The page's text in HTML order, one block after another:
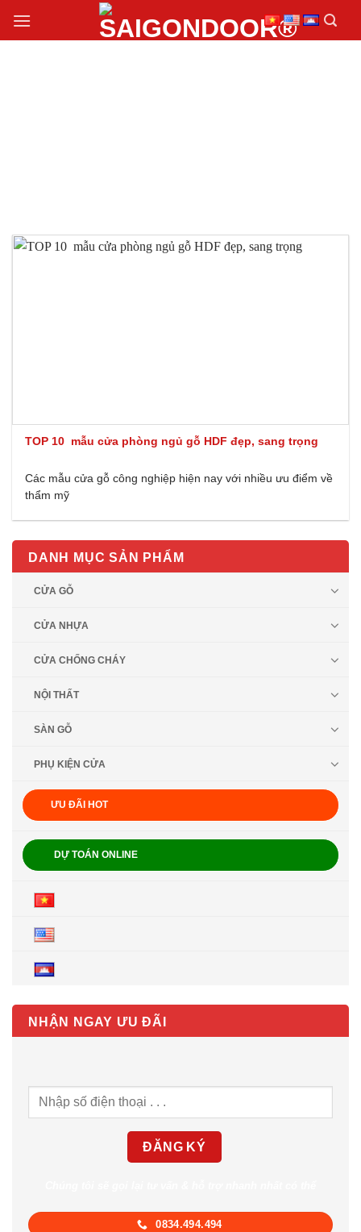
đến
TOP 10 mẫu cửa phòng ngủ gỗ HDF đẹp, sang trọng
Các mẫu cửa gỗ công nghiệp hiện nay với nhiều ưu điểm về
thẩm mỹ
DANH MỤC SẢN PHẨM
CỬA GỖ
CỬA NHỰA
CỬA CHỐNG CHÁY
NỘI THẤT
SÀN GỖ
PHỤ KIỆN CỬA
ƯU ĐÃI HOT
DỰ TOÁN ONLINE
NHẬN NGAY ƯU ĐÃI
0834.494.494